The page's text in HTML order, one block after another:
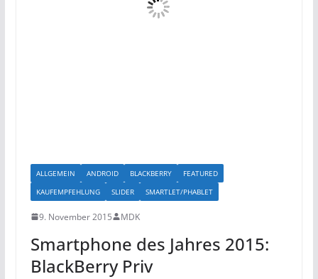
ALLGEMEIN ANDROID BLACKBERRY
FEATURED
KAUFEMPFEHLUNG
SLIDER SMARTLET/PHABLET
9. November 2015 MDK
Smartphone des Jahres 2015:
BlackBerry Priv